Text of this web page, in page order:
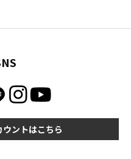
ントはこちら